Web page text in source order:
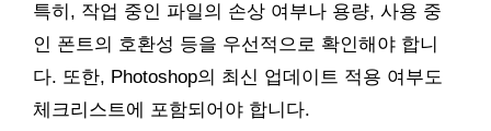
특히, 작업 중인 파일의 손상 여부나 용량, 사용 중
인 폰트의 호환성 등을 우선적으로 확인해야 합니
다. 또한, Photoshop의 최신 업데이트 적용 여부도
체크리스트에 포함되어야 합니다.